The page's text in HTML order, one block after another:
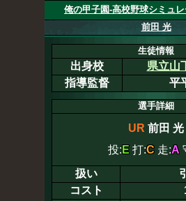
俺の甲子園-高校野球シミュ
前田 光
生徒情報
出身校
県立山
指導監督
平
選手詳細
UR 前田 光
投: E打:C走:A
扱い
コスト